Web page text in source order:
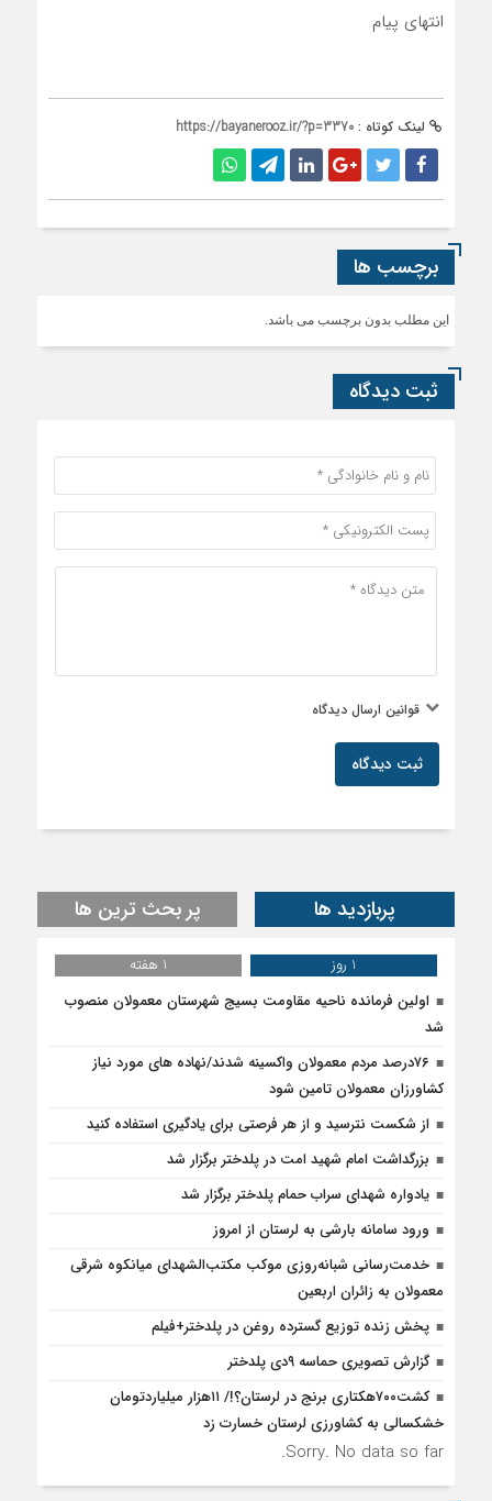
انتهای پیام
لینک کوتاه : https://bayanerooz.ir/?p=3370
برچسب ها
این مطلب بدون برچسب می باشد.
ثبت دیدگاه
قوانین ارسال دیدگاه
ثبت دیدگاه
پربازدید ها پر بحث ترین ها
1 روز
1 هفته
اولین فرمانده ناحیه مقاومت بسیج شهرستان معمولان منصوب
شد
۷۶درصد مردم معمولان واکسینه شدند/نهاده های مورد نیاز
کشاورزان معمولان تامین شود
از شکست نترسید و از هر فرصتی برای یادگیری استفاده کنید
بزرگداشت امام شهید امت در پلدختر برگزار شد
یادواره شهدای سراب حمام پلدختر برگزار شد
ورود سامانه بارشی به لرستان از امروز
خدمت‌رسانی شبانه‌روزی موکب مکتب‌الشهدای میانکوه شرقی
معمولان به زائران اربعین
پخش زنده توزیع گسترده روغن در پلدختر+فیلم
گزارش تصویری حماسه ۹دی پلدختر
کشت۷۰۰هکتاری برنج در لرستان؟!/ ۱۱هزار میلیاردتومان
خشکسالی به کشاورزی لرستان خسارت زد
Sorry. No data so far.